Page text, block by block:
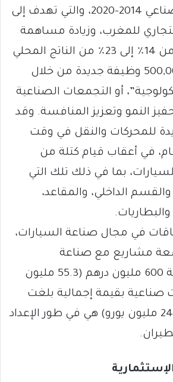
البلاد للتسريع الصناعي 2014-2020، والتي تهدف إلى
للمغرب، وزيادة مساهمة
القطاع الصناعي من 14٪ إلى 23٪ من الناتج المحلي
الإجمالي وخلق 500,000 وظيفة جديدة من خلال
أو التجمعات الصناعية
النمو وتعزيز المنافسة. وقد
للمحركات والنقل في وقت
في أعقاب قيام كتلة من
بما في ذلك تلك التي
والقسم الداخلي، والمقاعد،
في مجال صناعة السيارات،
مشاريع مع صناعة
المنسوجات بقيمة 600 مليون درهم (55.3 مليون
صناعية بقيمة إجمالية بلغت
260 مليون درهم (24 مليون يورو) هي في طور الإعداد